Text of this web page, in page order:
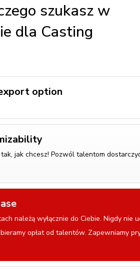
szukasz w
dla Casting
option
jak chcesz! Pozwól talentom
należą wyłącznie do Ciebie. Nigdy nie
opłat od talentów. Zapewniamy